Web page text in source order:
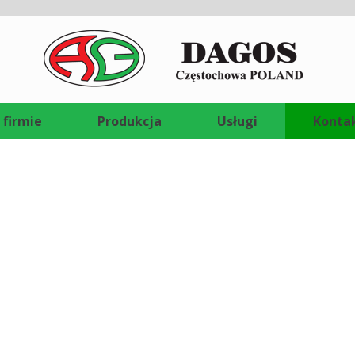
firmie Produkcja Usługi